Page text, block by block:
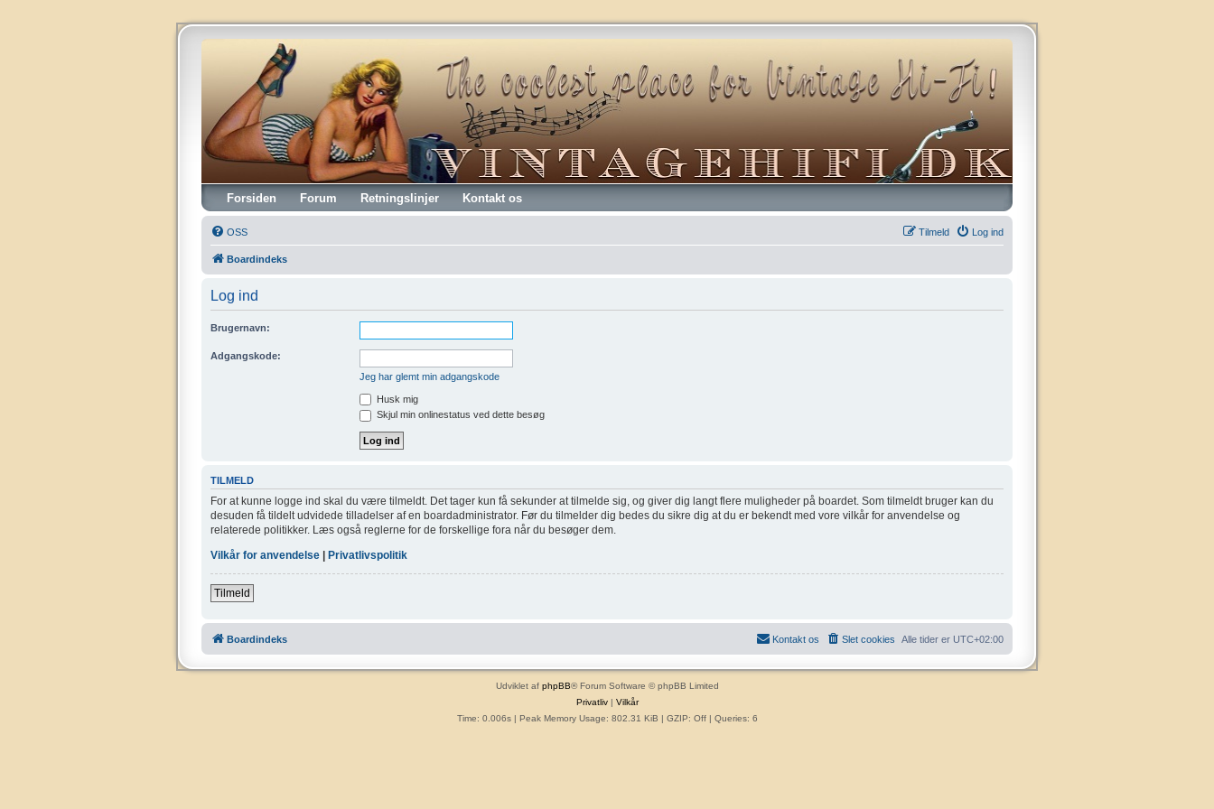
Vintagehifi.dk
Forsiden Forum Retningslinjer Kontakt os
OSS Log ind
Tilmeld
Boardindeks
Log ind
Brugernavn:
Adgangskode:
Jeg har glemt min adgangskode
Husk mig
Skjul min onlinestatus ved dette besøg
TILMELD
For at kunne logge ind skal du være tilmeldt. Det tager kun få sekunder at tilmelde sig, og giver dig langt flere muligheder på boardet. Som tilmeldt bruger kan du
desuden få tildelt udvidede tilladelser af en boardadministrator. Før du tilmelder dig bedes du sikre dig at du er bekendt med vore vilkår for anvendelse og
relaterede politikker. Læs også reglerne for de forskellige fora når du besøger dem.
Vilkår for anvendelse
Privatlivspolitik
Tilmeld
Boardindeks Alle tider er UTC+02:00
Slet cookies
Kontakt os
Udviklet af phpBB® Forum Software © phpBB Limited
Privatliv| Vilkår
Time: 0.006s| Peak Memory Usage: 802.31 KiB | GZIP: Off | Queries: 6